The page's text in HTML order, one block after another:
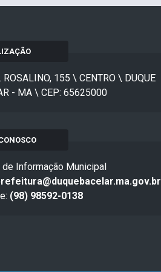
ROSALINO, 155 \ CENTRO \ DUQUE
- MA \ CEP: 65625000
Informação Municipal
(98) 98592-0138